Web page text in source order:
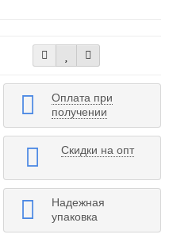
Оплата при
получении
Скидки на опт
Надежная
упаковка